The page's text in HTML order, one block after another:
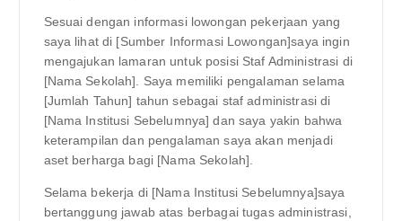
Sesuai dengan informasi lowongan pekerjaan yang
saya lihat di [Sumber Informasi Lowongan]saya ingin
mengajukan lamaran untuk posisi Staf Administrasi di
[Nama Sekolah]. Saya memiliki pengalaman selama
[Jumlah Tahun] tahun sebagai staf administrasi di
[Nama Institusi Sebelumnya] dan saya yakin bahwa
keterampilan dan pengalaman saya akan menjadi
aset berharga bagi [Nama Sekolah].
Selama bekerja di [Nama Institusi Sebelumnya]saya
bertanggung jawab atas berbagai tugas administrasi,